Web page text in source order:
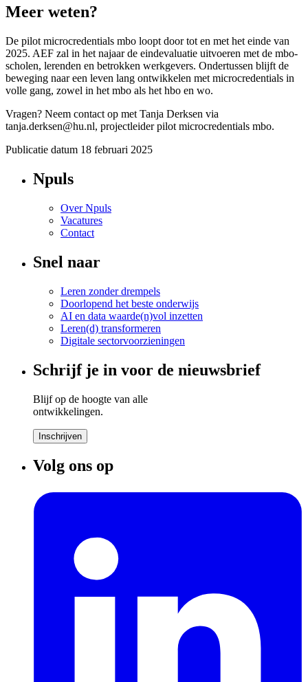
Meer weten?
De pilot microcredentials mbo loopt door tot en met het einde van
2025. AEF zal in het najaar de eindevaluatie uitvoeren met de mbo-
scholen, lerenden en betrokken werkgevers. Ondertussen blijft de
beweging naar een leven lang ontwikkelen met microcredentials in
volle gang, zowel in het mbo als het hbo en wo.
Vragen? Neem contact op met Tanja Derksen via
tanja.derksen@hu.nl, projectleider pilot microcredentials mbo.
Publicatie datum 18 februari 2025
Npuls
Over Npuls
Vacatures
Contact
Snel naar
Leren zonder drempels
Doorlopend het beste onderwijs
AI en data waarde(n)vol inzetten
Leren(d) transformeren
Digitale sectorvoorzieningen
Schrijf je in voor de nieuwsbrief
Blijf op de hoogte van alle
ontwikkelingen.
Inschrijven
Volg ons op